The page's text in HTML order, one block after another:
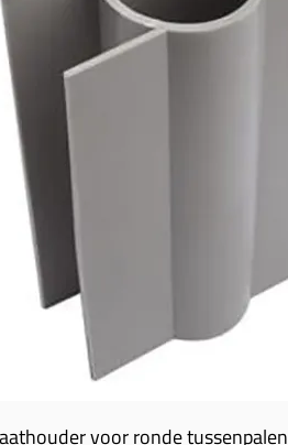
voor ronde tussenpalen